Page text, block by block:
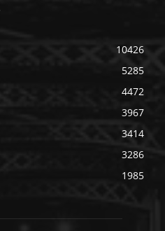
10426
5285
4472
3967
3414
3286
1985